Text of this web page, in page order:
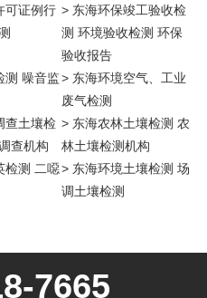
可证例行 > 东海环保竣工验收检
测 环境验收检测 环保
验收报告
测 噪音监> 东海环境空气、工业
废气检测
查土壤检
查机构
> 东海农林土壤检测 农
林土壤检测机构
检测 二噁> 东海环境土壤检测 场
调土壤检测
7665